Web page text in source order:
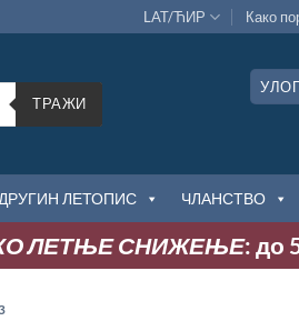
LAT/ЋИР Како
ТРАЖИ
ЛЕТОПИС ЧЛАНСТВО
ЛЕТЊЕ СНИЖЕЊЕ: до